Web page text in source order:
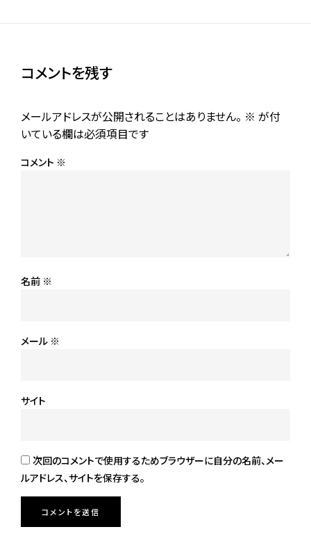
コメントを残す
メールアドレスが公開されることはありません。 ※ が付
いている欄は必須項目です
コメント ※
名前 ※
メール ※
サイト
次回のコメントで使用するためブラウザーに自分の名前、メー
ルアドレス、サイトを保存する。